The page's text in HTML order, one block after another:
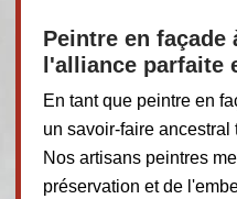
Peintre en façade
l'alliance parfaite
En tant que peintre en
un savoir-faire
Nos artisans peintres
préservation et de